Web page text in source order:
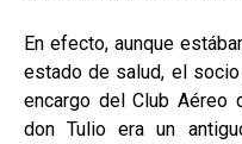
En efecto, aunque
estado de salud, el
encargo del Club Aéreo
don Tulio era un